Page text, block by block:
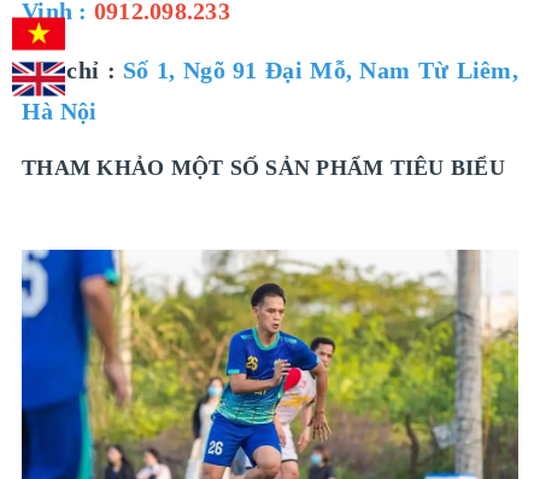
Vinh : 0912.098.233
Địa chỉ : Số 1, Ngõ 91 Đại Mỗ, Nam Từ Liêm,
Hà Nội
THAM KHẢO MỘT SỐ SẢN PHẨM TIÊU BIỂU